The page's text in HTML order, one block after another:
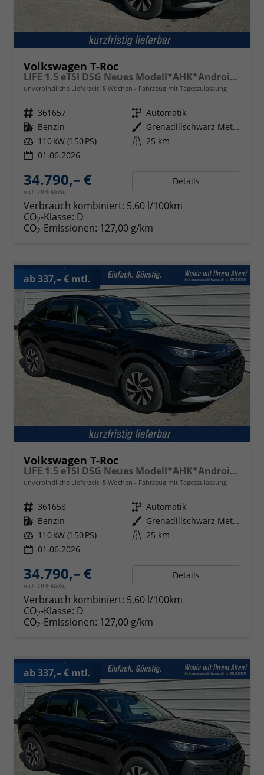
Volkswagen T-Roc
LIFE 1.5 eTSI DSG Neues Modell*AHK*Android Auto*SHZ*ACC*Kamera*5J Garantie*Klimaauto*
unverbindliche Lieferzeit: 5 Wochen Fahrzeug mit Tageszulassung
Fahrzeugnr. 361657 Getriebe Automatik
Kraftstoff Benzin Außenfarbe
Grenadillschwarz Metallic
Leistung 110 kW (150 PS) Kilometerstand 25 km
01.06.2026
34.790,– €
incl. 19% MwSt.
Details
Verbrauch kombiniert: 5,60 l/100km
CO2-Klasse: D
CO2-Emissionen: 127,00 g/km
ab 337,– € mtl.
Volkswagen T-Roc
LIFE 1.5 eTSI DSG Neues Modell*AHK*Android Auto*SHZ*ACC*Kamera*5J Garantie*Klimaauto*
unverbindliche Lieferzeit: 5 Wochen Fahrzeug mit Tageszulassung
Fahrzeugnr. 361658 Getriebe Automatik
Kraftstoff Benzin Außenfarbe
Grenadillschwarz Metallic
Leistung 110 kW (150 PS) Kilometerstand 25 km
01.06.2026
34.790,– €
incl. 19% MwSt.
Details
Verbrauch kombiniert: 5,60 l/100km
CO2-Klasse: D
CO2-Emissionen: 127,00 g/km
ab 337,– € mtl.